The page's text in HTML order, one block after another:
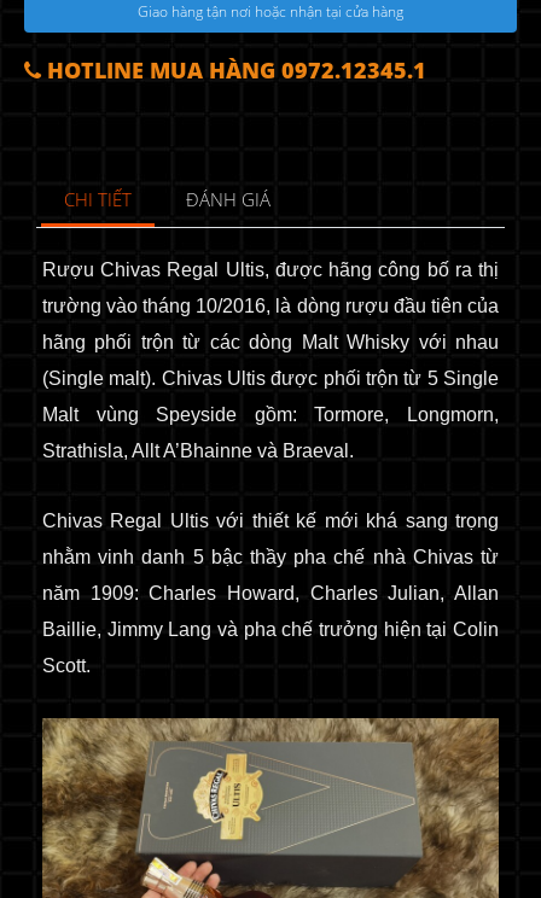
Giao hàng tận nơi hoặc nhận tại cửa hàng
HOTLINE MUA HÀNG 0972.12345.1
CHI TIẾT ĐÁNH GIÁ
Rượu Chivas Regal Ultis, được hãng công bố ra thị
trường vào tháng 10/2016, là dòng rượu đầu tiên của
hãng phối trộn từ các dòng Malt Whisky với nhau
(Single malt). Chivas Ultis được phối trộn từ 5 Single
Malt vùng Speyside gồm: Tormore, Longmorn,
Strathisla, Allt A’Bhainne và Braeval.
Chivas Regal Ultis với thiết kế mới khá sang trọng
nhằm vinh danh 5 bậc thầy pha chế nhà Chivas từ
năm 1909: Charles Howard, Charles Julian, Allan
Baillie, Jimmy Lang và pha chế trưởng hiện tại Colin
Scott.